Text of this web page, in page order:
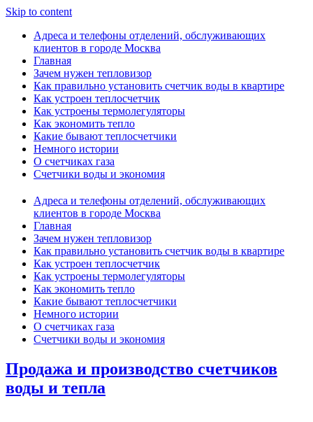
Skip to content
Адреса и телефоны отделений, обслуживающих
клиентов в городе Москва
Главная
Зачем нужен тепловизор
Как правильно установить счетчик воды в квартире
Как устроен теплосчетчик
Как устроены термолегуляторы
Как экономить тепло
Какие бывают теплосчетчики
Немного истории
О счетчиках газа
Счетчики воды и экономия
Адреса и телефоны отделений, обслуживающих
клиентов в городе Москва
Главная
Зачем нужен тепловизор
Как правильно установить счетчик воды в квартире
Как устроен теплосчетчик
Как устроены термолегуляторы
Как экономить тепло
Какие бывают теплосчетчики
Немного истории
О счетчиках газа
Счетчики воды и экономия
Продажа и производство счетчиков
воды и тепла